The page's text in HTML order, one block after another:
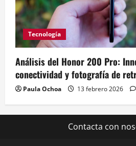
Tecnología
Análisis del Honor 200 Pro:
conectividad y fotografía de
Paula Ochoa 13 febrero 2026
Contacta con